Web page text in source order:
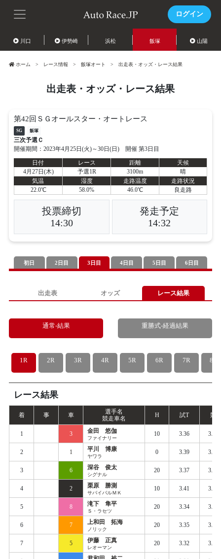
ログイン
川口 伊勢崎 浜松 飯塚 山陽
ホーム レース情報 飯塚オート 出走表・オッズ・レース結果
出走表・オッズ・レース結果
第42回ＳＧオールスター・オートレース
SG 飯塚
三次予選Ｃ
開催期間：2023年4月25日(火)～30日(日) 開催 第3日目
日付
レース 距離
天候
4月27日(木)
予選1R 3100m
晴
気温
湿度 走路温度
走路状況
22.0℃
58.0% 46.0℃ 良走路
投票締切
14:30
発走予定
14:32
初日 2日目 3日目 4日目 5日目 6日目
出走表 オッズ レース結果
通常-結果 重勝式-経過結果
1R 2R 3R 4R 5R 6R 7R 8R
レース結果
着 事 車
選手名
競走車名
H 試T 競
1 3 金田 悠伽
ファイナリー
10 3.36 3.453
2 1 平川 博康
ヤワラ
0 3.39 3.481
3 6 深谷 俊太
シグナル
20 3.37 3.468
4 2 栗原 勝測
サバイバルＭＫ
10 3.41 3.492
5 8 滝下 隼平
Ｓ・ラセツ
20 3.34 3.484
6 7 上和田 拓海
ノリック
20 3.35 3.484
7 5 伊藤 正真
レオーマン
20 3.32 3.490